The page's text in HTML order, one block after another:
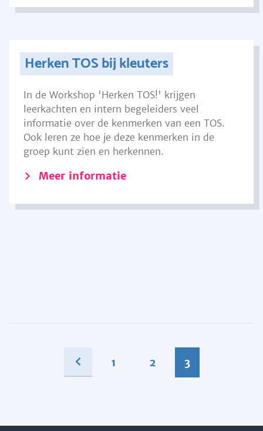
Herken TOS bij kleuters
In de Workshop 'Herken TOS!' krijgen
leerkachten en intern begeleiders veel
informatie over de kenmerken van een TOS.
Ook leren ze hoe je deze kenmerken in de
groep kunt zien en herkennen.
Meer informatie
1 2 3